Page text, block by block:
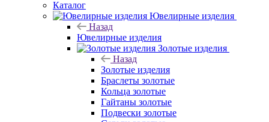
Каталог
Ювелирные изделия
Назад
Ювелирные изделия
Золотые изделия
Назад
Золотые изделия
Браслеты золотые
Кольца золотые
Гайтаны золотые
Подвески золотые